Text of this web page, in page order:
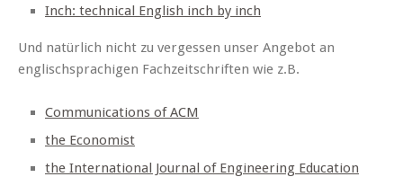
Inch: technical English inch by inch
Und natürlich nicht zu vergessen unser Angebot an
englischsprachigen Fachzeitschriften wie z.B.
Communications of ACM
the Economist
the International Journal of Engineering Education